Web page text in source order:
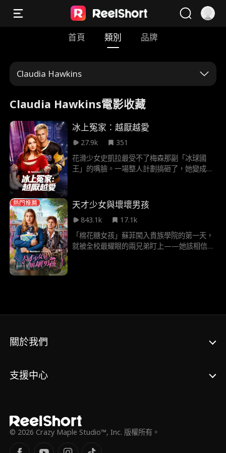
首頁 類別 品牌
Claudia Hawkins
Claudia Hawkins電影收藏
冰上冤家：越厭越愛
27.9k
351
花滑少女史凱拉最受不了梅森那副「冰球國
王」的嘴臉。一場整人計劃搞砸了，她變成他
柔？全校經費砍半，花滑與冰球只能留一
隊…… 原來愛情最大的敵人，是彼此的夢想。
熱門推薦 天才少女與壞壞男孩
843.1k
17.1k
「棉花糖女孩」蘇菲闖入貴族學院的第一天，
就被全校最耀眼的兩兄弟盯上——她該相信誰
關於我們
支援中心
© 2026 Crazy Maple Studio™, Inc. 版權所有。